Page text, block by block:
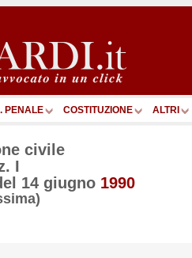
PENALE COSTITUZIONE ALTRI
civile
I
14 giugno 1990